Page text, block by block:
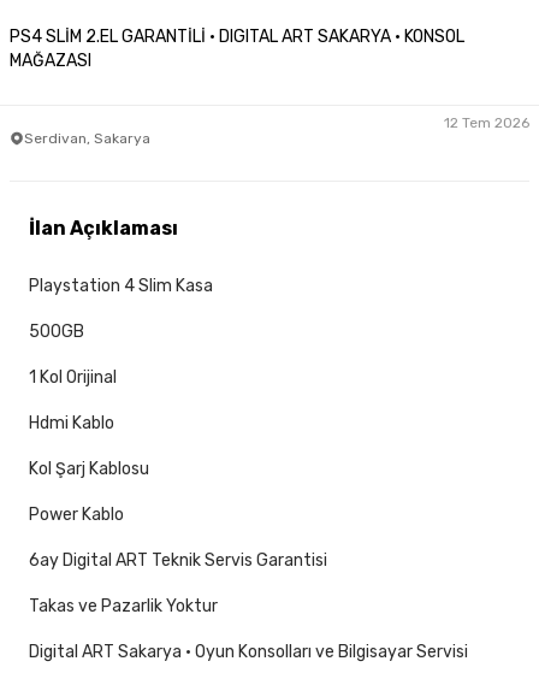
PS4 SLİM 2.EL GARANTİLİ · DIGITAL ART SAKARYA · KONSOL
MAĞAZASI
Serdivan, Sakarya
12 Tem 2026
İlan Açıklaması
Playstation 4 Slim Kasa
500GB
1 Kol Orijinal
Hdmi Kablo
Kol Şarj Kablosu
Power Kablo
6ay Digital ART Teknik Servis Garantisi
Takas ve Pazarlik Yoktur
Digital ART Sakarya · Oyun Konsolları ve Bilgisayar Servisi